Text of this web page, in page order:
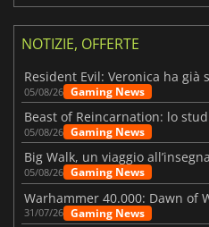
NOTIZIE, OFFERTE
05/08/26 Gaming News
05/08/26 Gaming News
Big Walk, un viaggio
05/08/26 Gaming News
31/07/26 Gaming News